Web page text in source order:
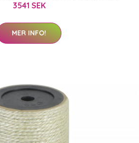
3541 SEK
MER INFO!